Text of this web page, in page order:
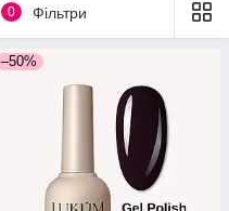
0 Фільтри
–50%